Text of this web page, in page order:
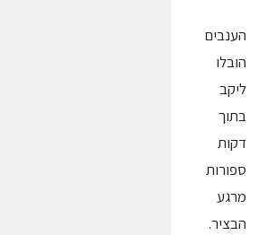
הענבים
הובלו
ליקב
בתוך
דקות
ספורות
מרגע
הבציר.